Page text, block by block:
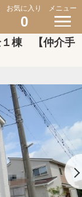
お気に入り
0
メニュー
棟 【仲介手